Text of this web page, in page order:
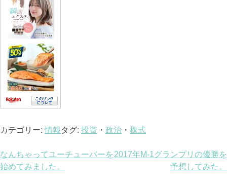
カテゴリー:情報 タグ: 投資 ・ 政治 ・ 株式
投
なんちゃってユーチューバーを
始めてみました。
2017年M-1グランプリの優勝を
予想してみた。